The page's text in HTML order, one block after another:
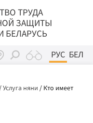
ТРУДА
ЗАЩИТЫ
БЕЛАРУСЬ
РУС БЕЛ
/Услуга няни / Кто имеет